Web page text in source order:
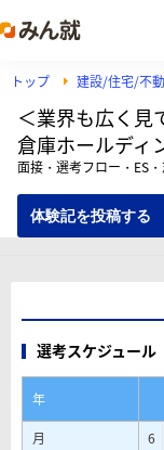
トップ 建設/住宅/不
＜業界も広く見
倉庫ホールディ
面接・選考フロー・ES
体験記を投稿する
選考スケジュール
年
月
6